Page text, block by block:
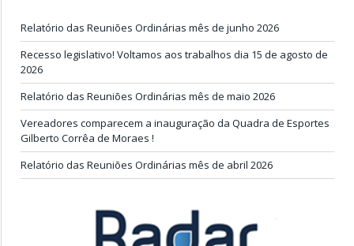
Relatório das Reuniões Ordinárias mês de junho 2026
Recesso legislativo! Voltamos aos trabalhos dia 15 de agosto de
2026
Relatório das Reuniões Ordinárias mês de maio 2026
Vereadores comparecem a inauguração da Quadra de Esportes
Gilberto Corrêa de Moraes !
Relatório das Reuniões Ordinárias mês de abril 2026